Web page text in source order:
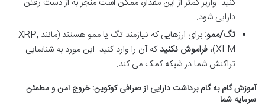
دارایی شود.
تگ/ممو:
برای ارزهایی که نیازمند تگ یا ممو هستند (مانند XRP,
XLM)، فراموش نکنیدکه آن را وارد کنید. این مورد به شناسایی
تراکنش شما در شبکه کمک می کند.
آموزش گام به گام برداشت دارایی از صرافی کوکوین: خروج امن و مطمئن
سرمایه شما